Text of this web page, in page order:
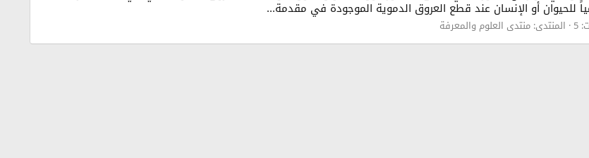
للحيوان أو الإنسان عند قطع العروق الدموية الموجودة في مقدمة...
5 المنتدى: منتدى العلوم والمعرفة